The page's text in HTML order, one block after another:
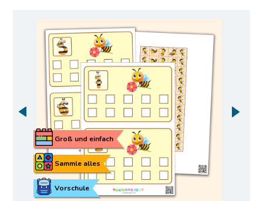
Vorschule
Sammle alles
Groß und einfach